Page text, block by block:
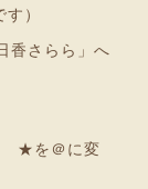
）
香さらら」へ
★を＠に変